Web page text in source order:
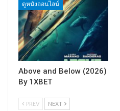
ดูหนังออนไลน์
Above and Below (2026)
By 1XBET
PREV NEXT